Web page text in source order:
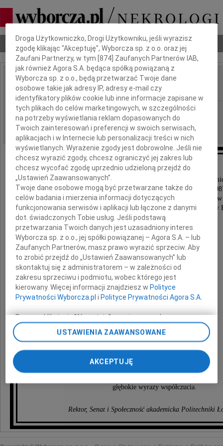
Nekrologi Odeszli Poradnik pogrzebowy
IMIĘ I NAZWISKO: Marek Trombski
REGION: cała Polska
DATA EMISJI: 19.03.2026
Z wielkim żalem żegnamy
wybitnego Naukowca, oddanego Nauczyciela
Prorektora Politechniki Łódzkiej ds. Filii w Bielsku-Białej w latach
Prodziekana Wydziału Mechanicznego ds. Filii w Bielsku-Białej
Pierwszego Rektora Akademii Techniczno-Humanistycznej w
Doktora honoris causa Politechniki Łódzkiej
prof. dr. hab. inż.
Marka Trombskiego
Rodzinie Pana Profesora
głębokie wyrazy współczucia.
Rektor, Senat i Społeczność akademicka Politechniki
Dbamy o Twoją prywatność
Droga Użytkowniczko, Drogi Użytkowniku, jeśli wyrazisz
zgodę klikając "Akceptuję", Wyborcza sp. z o.o. oraz jej
Zaufani Partnerzy, w tym [874 ] Zaufanych Partnerów IAB,
jak również Agora S.A. będąca spółką powiązaną z
Wyborcza sp. z o.o., będą przetwarzać Twoje dane
osobowe takie jak adresy IP, adresy e-mail czy
identyfikatory plików cookie lub inne informacje zapisane w
tych plikach do celów marketingowych, w szczególności
na potrzeby wyświetlania reklam dopasowanych do
Twoich zainteresowań i preferencji w swoich serwisach,
aplikacjach i w Internecie lub personalizacji treści w nich
wyświetlanych. Wyrażenie zgody jest dobrowolne. Jeśli nie
chcesz wyrazić zgody, chcesz ograniczyć jej zakres lub
chcesz wycofać zgodę uprzednio udzieloną przejdź do
„Ustawień Zaawansowanych”.
Twoje dane osobowe mogą być przetwarzane także do
celów badania i mierzenia informacji dotyczących
funkcjonowania serwisów i aplikacji lub łączone z danymi
dot. świadczonych Tobie usług. Jeśli podstawą
przetwarzania Twoich danych jest uzasadniony interes
Wyborcza sp. z o.o., jej spółki powiązanej – Agora S.A. – lub
Zaufanych Partnerów, masz prawo wyrazić sprzeciw. Aby
to zrobić przejdź do „Ustawień Zaawansowanych” lub
skontaktuj się z administratorem – w zależności od
zakresu sprzeciwu i podmiotu, wobec którego jest
kierowany. Więcej informacji znajdziesz w Polityce
Prywatności Wyborcza.pl i Polityce Prywatności Agora S.A.
Poprzez kliknięcie "Akceptuję" wyrażasz zgodę na
zainstalowanie i przechowywanie plików typu cookie
Wyborczej sp. z o. o. jej Zaufanych Partnerów i Agora S.A.
chwili zmienić swoje preferencje dot. plików cookie,
ponownie wywołując narzędzie do zarządzania Twoimi
odnośnik „Ustawienia prywatności” w stopce serwisu i
Zmiana ustawień plików cookie możliwa jest także za
USTAWIENIA ZAAWANSOWANE
AKCEPTUJĘ